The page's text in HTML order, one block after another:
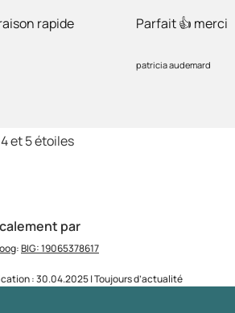
par
:BIG: 19065378617
: 30.04.2025 | Toujours d’actualité
rapide Parfait 👍 merci
patricia audemard
et 5 étoiles